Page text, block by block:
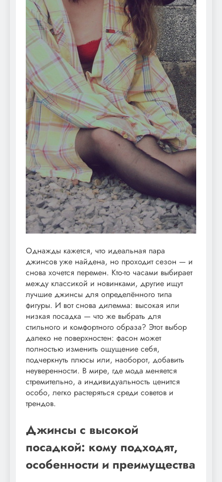
Однажды кажется, что идеальная пара
джинсов уже найдена, но проходит сезон — и
снова хочется перемен. Кто-то часами выбирает
между классикой и новинками, другие ищут
лучшие джинсы для определённого типа
фигуры. И вот снова дилемма: высокая или
низкая посадка — что же выбрать для
стильного и комфортного образа? Этот выбор
далеко не поверхностен: фасон может
полностью изменить ощущение себя,
подчеркнуть плюсы или, наоборот, добавить
неуверенности. В мире, где мода меняется
стремительно, а индивидуальность ценится
особо, легко растеряться среди советов и
трендов.
Джинсы с высокой
посадкой: кому подходят,
особенности и преимущества